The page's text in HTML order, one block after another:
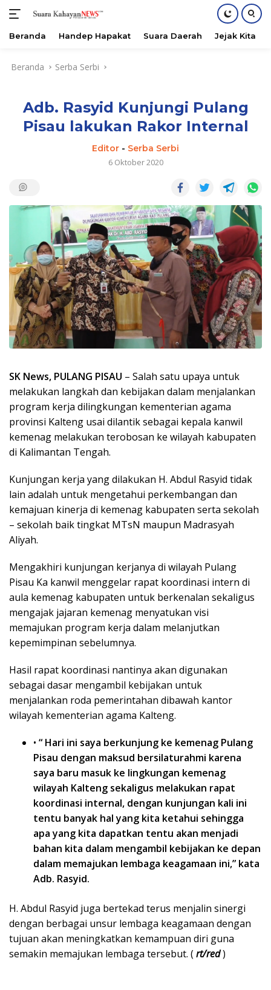
Beranda Handep Hapakat Suara Daerah Jejak Kita
Beranda Serba Serbi
Adb. Rasyid Kunjungi Pulang
Pisau lakukan Rakor Internal
Editor - Serba Serbi
6 Oktober 2020
SK News, PULANG PISAU – Salah satu upaya untuk
melakukan langkah dan kebijakan dalam menjalankan
program kerja dilingkungan kementerian agama
provinsi Kalteng usai dilantik sebagai kepala kanwil
kemenag melakukan terobosan ke wilayah kabupaten
di Kalimantan Tengah.
Kunjungan kerja yang dilakukan H. Abdul Rasyid tidak
lain adalah untuk mengetahui perkembangan dan
kemajuan kinerja di kemenag kabupaten serta sekolah
– sekolah baik tingkat MTsN maupun Madrasyah
Aliyah.
Mengakhiri kunjungan kerjanya di wilayah Pulang
Pisau Ka kanwil menggelar rapat koordinasi intern di
aula kemenag kabupaten untuk berkenalan sekaligus
mengajak jajaran kemenag menyatukan visi
memajukan program kerja dalam melanjutkan
kepemimpinan sebelumnya.
Hasil rapat koordinasi nantinya akan digunakan
sebagai dasar mengambil kebijakan untuk
menjalankan roda pemerintahan dibawah kantor
wilayah kementerian agama Kalteng.
• “ Hari ini saya berkunjung ke kemenag Pulang
Pisau dengan maksud bersilaturahmi karena
saya baru masuk ke lingkungan kemenag
wilayah Kalteng sekaligus melakukan rapat
koordinasi internal, dengan kunjungan kali ini
tentu banyak hal yang kita ketahui sehingga
apa yang kita dapatkan tentu akan menjadi
bahan kita dalam mengambil kebijakan ke depan
dalam memajukan lembaga keagamaan ini,” kata
Adb. Rasyid.
H. Abdul Rasyid juga bertekad terus menjalin sinergi
dengan berbagai unsur lembaga keagamaan dengan
tujuan akan meningkatkan kemampuan diri guna
semakin memajukan lembaga tersebut. (rt/red)